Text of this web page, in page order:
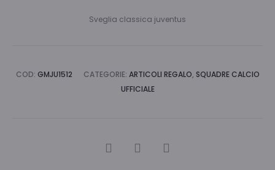
Sveglia classica juventus
COD: GMJU1512 CATEGORIE: ARTICOLI REGALO, SQUADRE CALCIO
UFFICIALE
CONDIVIDI